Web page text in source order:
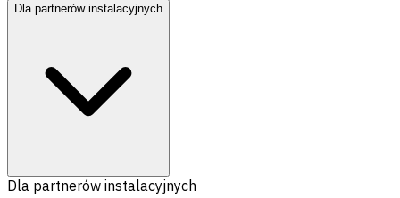
Dla partnerów instalacyjnych
Dla partnerów instalacyjnych